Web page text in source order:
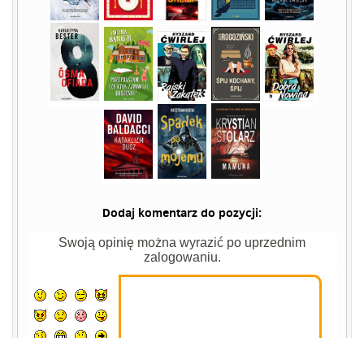
Dodaj komentarz do pozycji:
Swoją opinię można wyrazić po uprzednim
zalogowaniu.